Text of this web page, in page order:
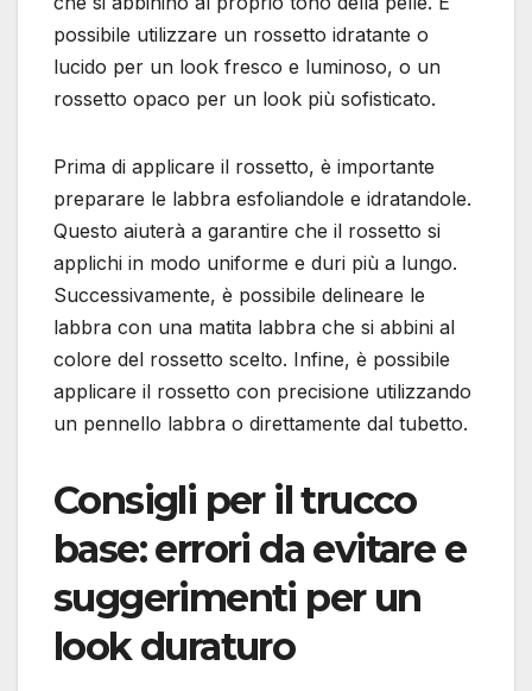
possibile utilizzare un rossetto idratante o
lucido per un look fresco e luminoso, o un
rossetto opaco per un look più sofisticato.
Prima di applicare il rossetto, è importante
preparare le labbra esfoliandole e idratandole.
Questo aiuterà a garantire che il rossetto si
applichi in modo uniforme e duri più a lungo.
Successivamente, è possibile delineare le
labbra con una matita labbra che si abbini al
colore del rossetto scelto. Infine, è possibile
applicare il rossetto con precisione utilizzando
un pennello labbra o direttamente dal tubetto.
Consigli per il trucco
base: errori da evitare e
suggerimenti per un
look duraturo